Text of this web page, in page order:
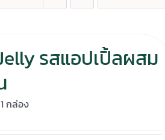
รสแอปเปิ้ลผสม
กล่อง